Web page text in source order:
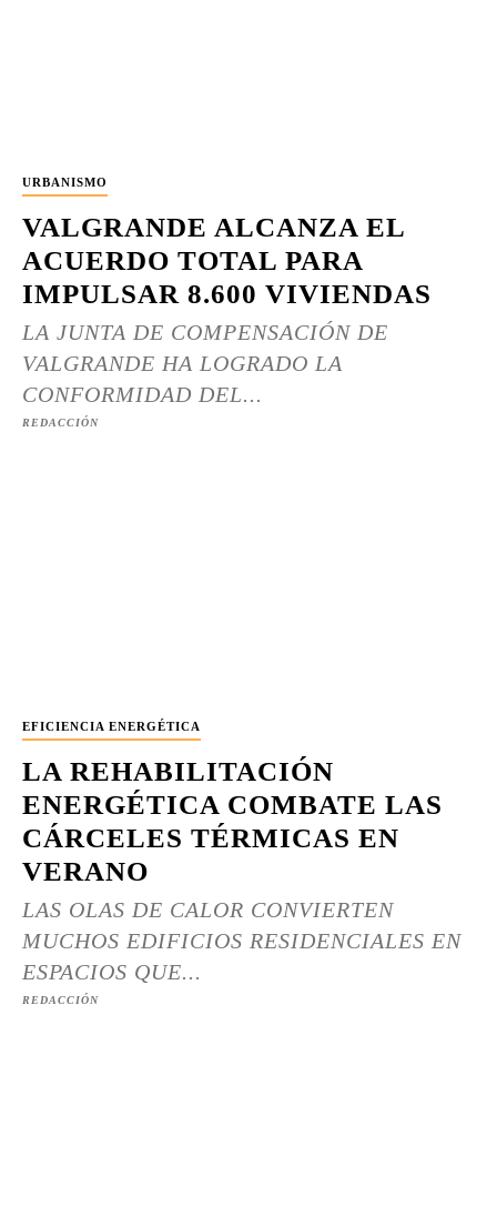
URBANISMO
VALGRANDE ALCANZA EL
ACUERDO TOTAL PARA
IMPULSAR 8.600 VIVIENDAS
LA JUNTA DE COMPENSACIÓN DE
VALGRANDE HA LOGRADO LA
CONFORMIDAD DEL...
REDACCIÓN
EFICIENCIA ENERGÉTICA
LA REHABILITACIÓN
ENERGÉTICA COMBATE LAS
CÁRCELES TÉRMICAS EN
VERANO
LAS OLAS DE CALOR CONVIERTEN
MUCHOS EDIFICIOS RESIDENCIALES EN
ESPACIOS QUE...
REDACCIÓN